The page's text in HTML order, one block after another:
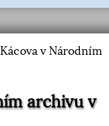
v Národním
archivu v